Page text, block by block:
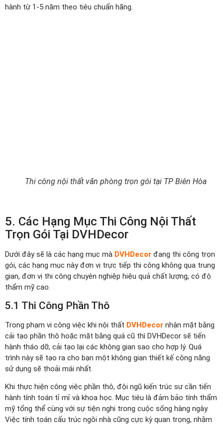
hành từ 1-5 năm theo tiêu chuẩn hãng.
Thi công nội thất văn phòng trọn gói tại TP Biên Hòa
5. Các Hạng Mục Thi Công Nội Thất
Trọn Gói Tại DVHDecor
Dưới đây sẽ là các hạng mục mà DVHDecor đang thi công trọn
gói, các hạng mục này đơn vị trực tiếp thi công không qua trung
gian, đơn vị thi công chuyên nghiệp hiệu quả chất lượng, có độ
thẩm mỹ cao.
5.1 Thi Công Phần Thô
Trong phạm vi công việc khi nội thất DVHDecor nhận mặt bằng
cải tạo phần thô hoặc mặt bằng quá cũ thì DVHDecor sẽ tiến
hành tháo dỡ, cải tạo lại các không gian sao cho hợp lý. Quá
trình này sẽ tạo ra cho bạn một không gian thiết kế công năng
sử dụng sẽ thoải mái nhất.
Khi thực hiện công việc phần thô, đội ngũ kiến trúc sư cần tiến
hành tính toán tỉ mỉ và khoa học. Mục tiêu là đảm bảo tính thẩm
mỹ tổng thể cùng với sự tiện nghi trong cuộc sống hàng ngày.
Việc tính toán cấu trúc ngôi nhà cũng cực kỳ quan trọng, nhằm